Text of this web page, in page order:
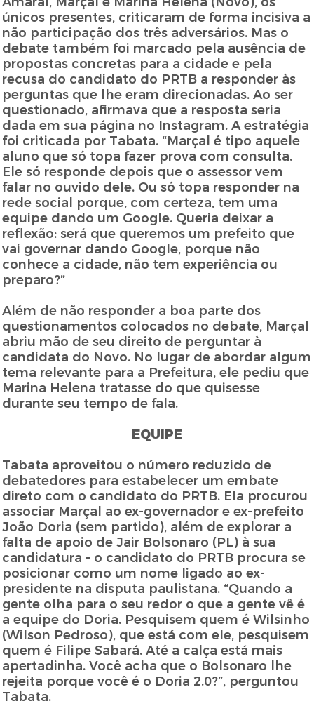
únicos presentes, criticaram de forma incisiva a
não participação dos três adversários. Mas o
debate também foi marcado pela ausência de
propostas concretas para a cidade e pela
recusa do candidato do PRTB a responder às
perguntas que lhe eram direcionadas. Ao ser
questionado, afirmava que a resposta seria
dada em sua página no Instagram. A estratégia
foi criticada por Tabata. “Marçal é tipo aquele
aluno que só topa fazer prova com consulta.
Ele só responde depois que o assessor vem
falar no ouvido dele. Ou só topa responder na
rede social porque, com certeza, tem uma
equipe dando um Google. Queria deixar a
reflexão: será que queremos um prefeito que
vai governar dando Google, porque não
conhece a cidade, não tem experiência ou
preparo?”
Além de não responder a boa parte dos
questionamentos colocados no debate, Marçal
abriu mão de seu direito de perguntar à
candidata do Novo. No lugar de abordar algum
tema relevante para a Prefeitura, ele pediu que
Marina Helena tratasse do que quisesse
durante seu tempo de fala.
EQUIPE
Tabata aproveitou o número reduzido de
debatedores para estabelecer um embate
direto com o candidato do PRTB. Ela procurou
associar Marçal ao ex-governador e ex-prefeito
João Doria (sem partido), além de explorar a
falta de apoio de Jair Bolsonaro (PL) à sua
candidatura – o candidato do PRTB procura se
posicionar como um nome ligado ao ex-
presidente na disputa paulistana. “Quando a
gente olha para o seu redor o que a gente vê é
a equipe do Doria. Pesquisem quem é Wilsinho
(Wilson Pedroso), que está com ele, pesquisem
quem é Filipe Sabará. Até a calça está mais
apertadinha. Você acha que o Bolsonaro lhe
rejeita porque você é o Doria 2.0?”, perguntou
Tabata.